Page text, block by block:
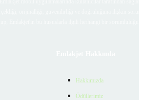
Hakkımızda
Ödüllerimiz